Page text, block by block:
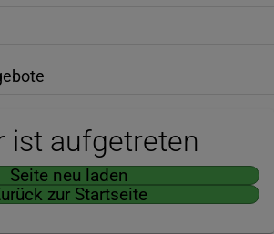
ist aufgetreten
Seite neu laden
zur Startseite